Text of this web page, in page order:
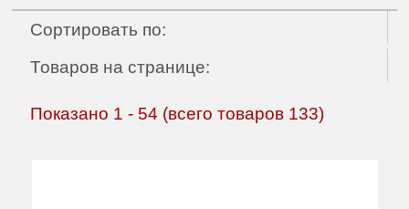
Сортировать по:
Товаров на странице:
Показано 1 - 54 (всего товаров 133)